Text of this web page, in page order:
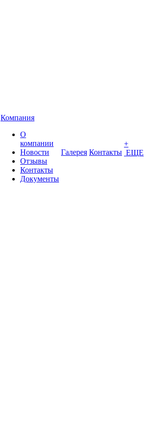
Компания
О
компании
Новости
Отзывы
Контакты
Документы
Галерея Контакты
+
ЕЩЕ